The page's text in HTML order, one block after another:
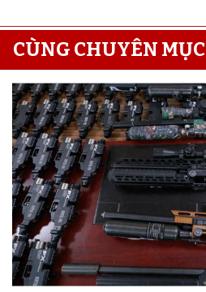
CÙNG CHUYÊN MỤC